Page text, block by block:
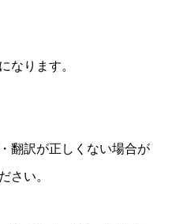
なります。
翻訳が正しくない場合が
さい。